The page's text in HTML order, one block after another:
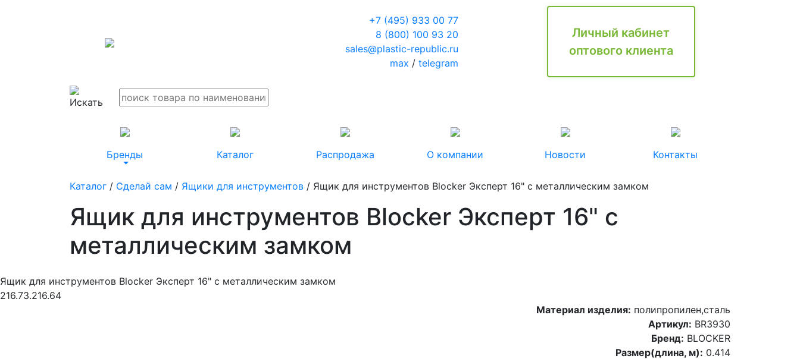
+7 (495) 933 00 77
8 (800) 100 93 20
sales@plastic-republic.ru
max / telegram
Личный кабинет
оптового клиента
Бренды Каталог Распродажа О компании Новости Контакты
Каталог / Сделай сам / Ящики для инструментов / Ящик для инструментов Blocker Эксперт 16" с металлическим замком
Ящик для инструментов Blocker Эксперт 16" с
металлическим замком
Ящик для инструментов Blocker Эксперт 16" с металлическим замком
216.73.216.64
Материал изделия: полипропилен,сталь
Артикул: BR3930
Бренд: BLOCKER
Размер(длина, м): 0.414